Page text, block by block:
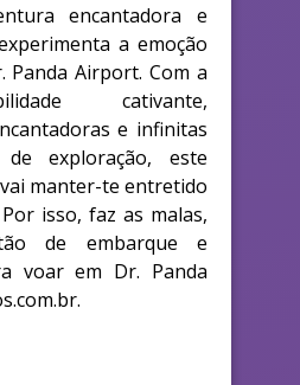
encantadora e
a emoção
Panda Airport. Com a
cativante,
e infinitas
de exploração, este
manter-te entretido
isso, faz as malas,
de embarque e
voar em Dr. Panda